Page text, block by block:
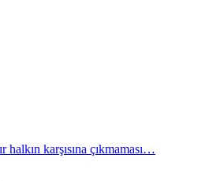
halkın karşısına çıkmaması…